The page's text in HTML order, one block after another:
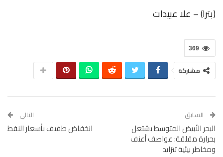
(بترا) – علا عبيدات
369
مشاركة
السابق
البحر الأبيض المتوسط يشتعل
بحرارة مقلقة: عواصف أعنف
ومخاطر بيئية تتزايد
التالي
انخفاض طفيف بأسعار النفط